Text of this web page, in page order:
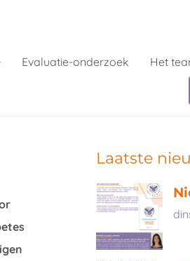
Evaluatie-onderzoek Het
Laatste